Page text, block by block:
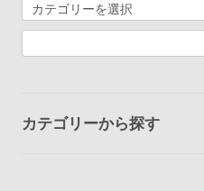
カテゴリーから探す